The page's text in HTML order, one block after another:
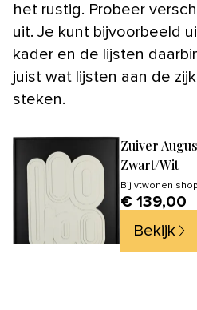
het rustig. Probeer
uit. Je kunt bijvoorbeeld
kader en de lijsten
juist wat lijsten aan de
steken.
Zuiver
Zwart/Wit
Bij vtwonen shop
€ 139,00
Bekijk